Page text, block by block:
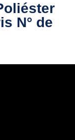
N° de